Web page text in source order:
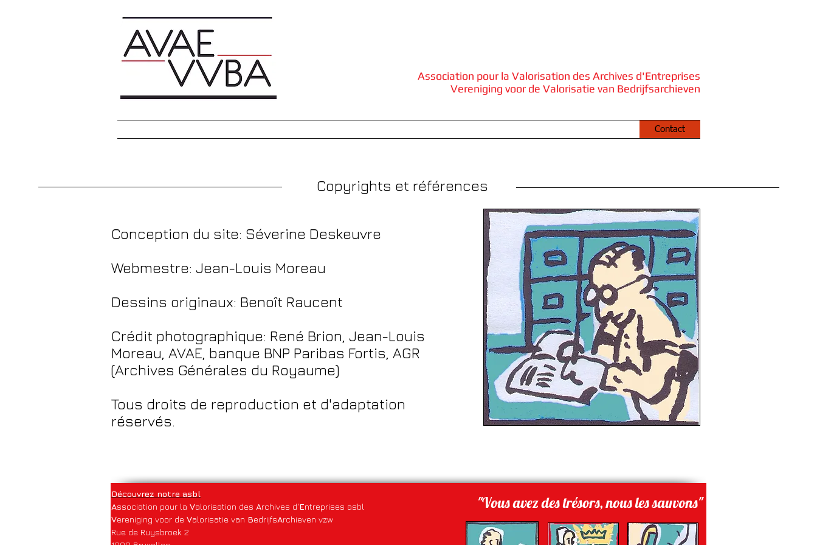
Association pour la Valorisation des Archives d'Entreprises
Vereniging voor de Valorisatie van Bedrijfsarchieven
Contact
Copyrights et références
Conception du site: Séverine Deskeuvre
Webmestre: Jean-Louis Moreau
Dessins originaux: Benoît Raucent
Crédit photographique: René Brion, Jean-Louis
Moreau, AVAE, banque BNP Paribas Fortis, AGR
(Archives Générales du Royaume)
Tous droits de reproduction et d'adaptation
réservés.
Découvrez notre asbl
Association pour la Valorisation des Archives d'Entreprises asbl
Vereniging voor de Valorisatie van BedrijfsArchieven vzw
Rue de Ruysbroek 2
"Vous avez des trésors, nous les sauvons"